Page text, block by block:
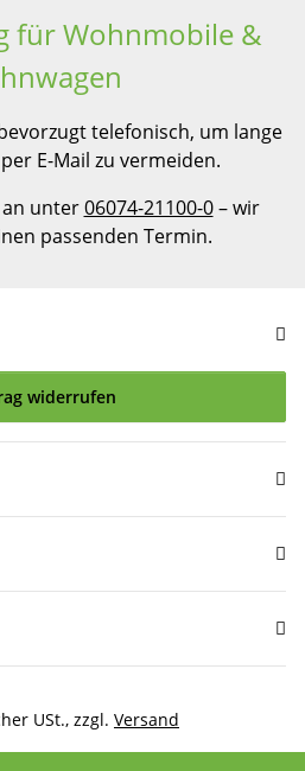
für Wohnmobile &
telefonisch, um lange
E-Mail zu vermeiden.
an unter06074-21100-0– wir
passenden Termin.
widerrufen
USt., zzgl. Versand